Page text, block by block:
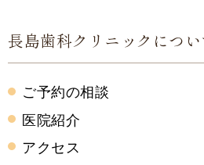
長島歯科クリニックについ
ご予約の相談
医院紹介
アクセス